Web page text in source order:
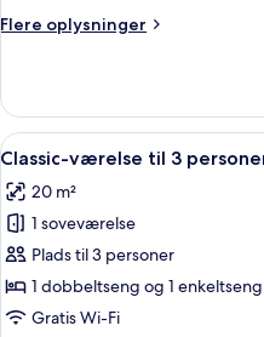
eller
Flere oplysninger
Flere
værelse
med
dobbeltseng
2
enkeltsenge
Indlæs
alle
billeder
af
Classic-
værelse
til
7
Classic-værelse til 3
20 m²
1 soveværelse
Plads til 3 personer
1 dobbeltseng og 1 enkeltseng
Gratis Wi-Fi